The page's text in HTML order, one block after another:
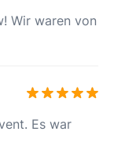
Wir waren von
Es war